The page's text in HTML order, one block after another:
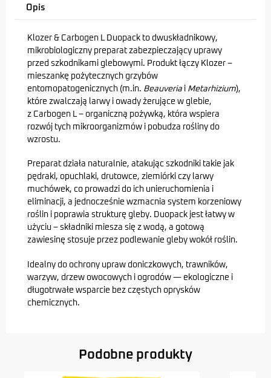
Opis
Klozer & Carbogen L Duopack to dwuskładnikowy,
mikrobiologiczny preparat zabezpieczający uprawy
przed szkodnikami glebowymi. Produkt łączy Klozer –
mieszankę pożytecznych grzybów
entomopatogenicznych (m.in. Beauveria i Metarhizium),
które zwalczają larwy i owady żerujące w glebie,
z Carbogen L – organiczną pożywką, która wspiera
rozwój tych mikroorganizmów i pobudza rośliny do
wzrostu.
Preparat działa naturalnie, atakując szkodniki takie jak
pędraki, opuchlaki, drutowce, ziemiórki czy larwy
muchówek, co prowadzi do ich unieruchomienia i
eliminacji, a jednocześnie wzmacnia system korzeniowy
roślin i poprawia strukturę gleby. Duopack jest łatwy w
użyciu – składniki miesza się z wodą, a gotową
zawiesinę stosuje przez podlewanie gleby wokół roślin.
Idealny do ochrony upraw doniczkowych, trawników,
warzyw, drzew owocowych i ogrodów — ekologiczne i
długotrwałe wsparcie bez częstych oprysków
chemicznych.
Podobne produkty